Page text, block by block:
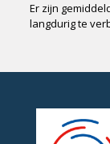
Er zijn
langdurig te